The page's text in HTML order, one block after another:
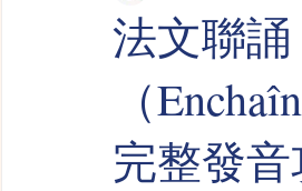
法文聯
（
完整發